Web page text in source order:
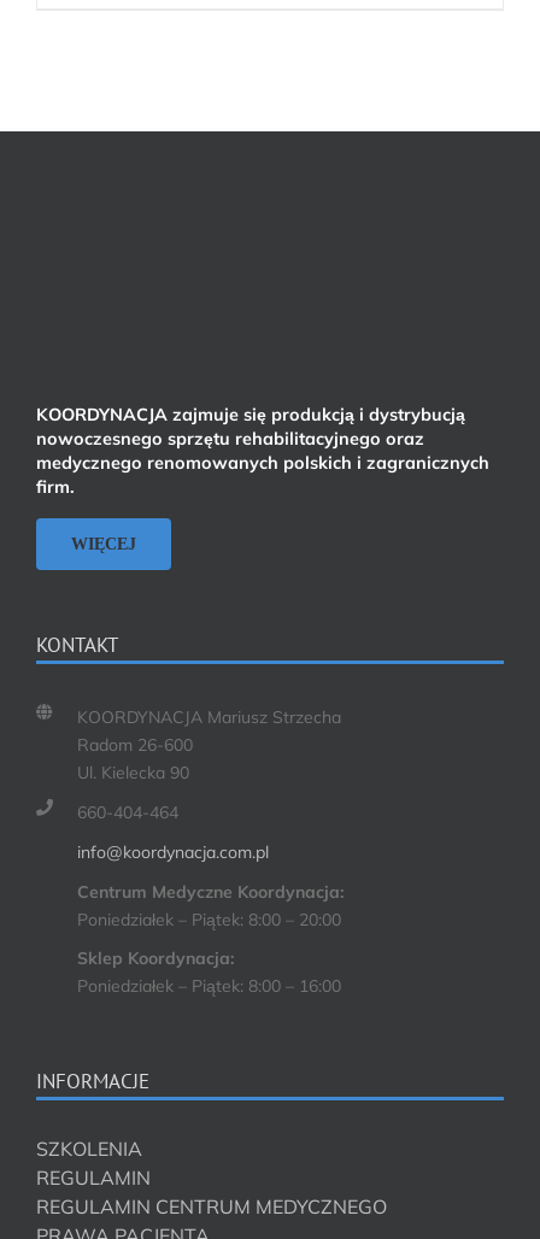
KOORDYNACJA zajmuje się produkcją i dystrybucją
nowoczesnego sprzętu rehabilitacyjnego oraz
medycznego renomowanych polskich i zagranicznych
firm.
WIĘCEJ
KONTAKT
KOORDYNACJA Mariusz Strzecha
Radom 26-600
Ul. Kielecka 90
660-404-464
info@koordynacja.com.pl
Centrum Medyczne Koordynacja:
Poniedziałek – Piątek: 8:00 – 20:00
Sklep Koordynacja:
Poniedziałek – Piątek: 8:00 – 16:00
INFORMACJE
SZKOLENIA
REGULAMIN
REGULAMIN CENTRUM MEDYCZNEGO